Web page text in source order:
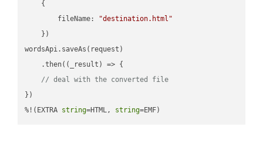
    {
fileName:
"destination.html"
    })
wordsApi.saveAs(request)
    .then(
( _result ) => {
// deal with the converted file
})
%!(EXTRA string=HTML, string=EMF)